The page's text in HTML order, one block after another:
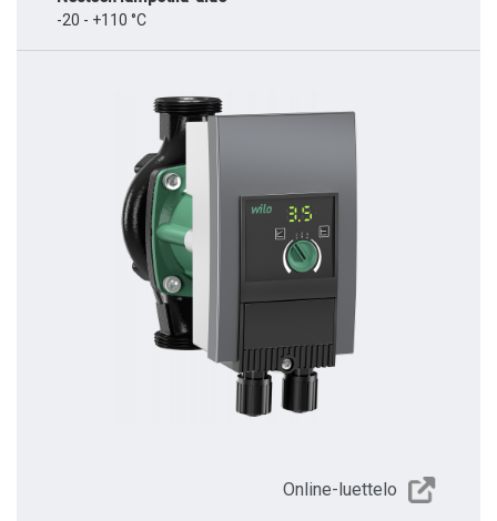
-20 - +110 °C
Online-luettelo